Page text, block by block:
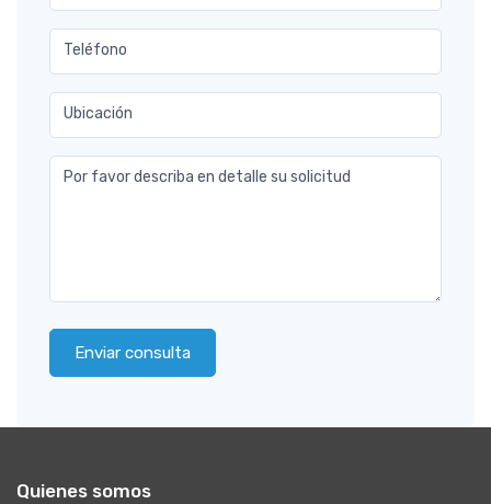
Teléfono
Ubicación
Por favor describa en detalle su solicitud
Enviar consulta
Quienes somos